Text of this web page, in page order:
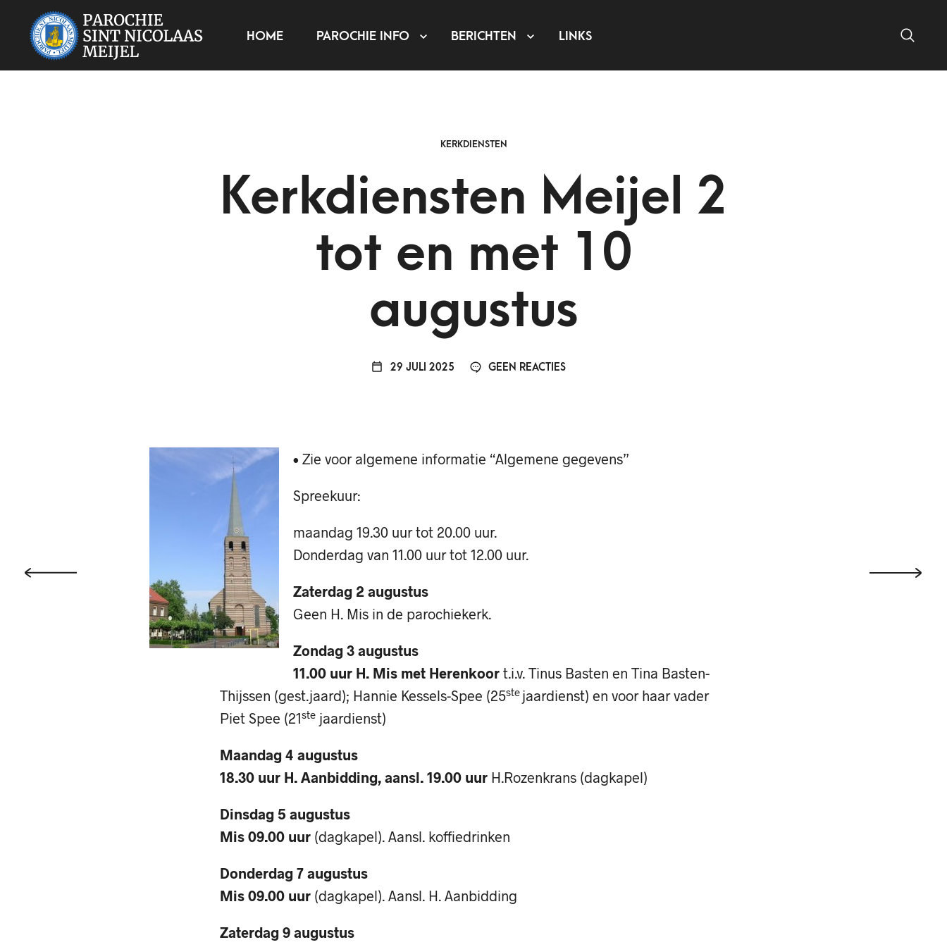
HOME PAROCHIE INFO BERICHTEN LINKS
KERKDIENSTEN
Kerkdiensten Meijel 2
tot en met 10
augustus
29 JULI 2025 GEEN REACTIES
• Zie voor algemene informatie “Algemene gegevens”
Spreekuur:
maandag 19.30 uur tot 20.00 uur.
Donderdag van 11.00 uur tot 12.00 uur.
Zaterdag 2 augustus
Geen H. Mis in de parochiekerk.
Zondag 3 augustus
11.00 uur H. Mis met Herenkoor t.i.v. Tinus Basten en Tina Basten-
Thijssen (gest.jaard); Hannie Kessels-Spee (25ste jaardienst) en voor haar vader
Piet Spee (21ste jaardienst)
Maandag 4 augustus
18.30 uur H. Aanbidding, aansl. 19.00 uur H.Rozenkrans (dagkapel)
Dinsdag 5 augustus
Mis 09.00 uur (dagkapel). Aansl. koffiedrinken
Donderdag 7 augustus
Mis 09.00 uur (dagkapel). Aansl. H. Aanbidding
Zaterdag 9 augustus